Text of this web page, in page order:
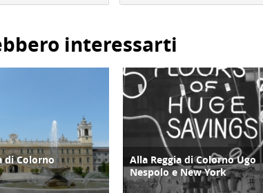
interessarti
di Colorno CULTURA/ARTE
Alla Reggia di Colorno Ugo
Nespolo e New York